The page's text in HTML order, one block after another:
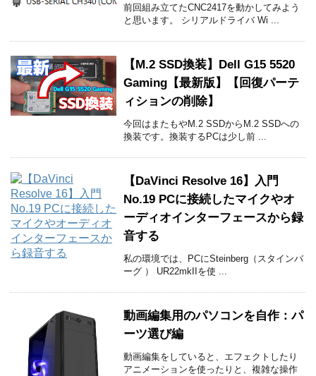
前回組み立てたCNC2417を動かしてみよう
と思います。 シリアルドライバ Wi ...
【M.2 SSD換装】Dell G15 5520
Gaming【最新版】【回復パーテ
ィションの削除】
今回はまたもやM.2 SSDからM.2 SSDへの
換装です。換装するPCは少し前 ...
【DaVinci Resolve 16】入門
No.19 PCに接続したマイクやオ
ーディオインターフェースから録
音する
私の環境では、PCにSteinberg（スタインバ
ーグ ） UR22mkIIを使 ...
動画編集用のパソコンを自作：パ
ーツ選び編
動画編集をしていると、エフェクトしたり
アニメーションを使ったりと、複雑な操作